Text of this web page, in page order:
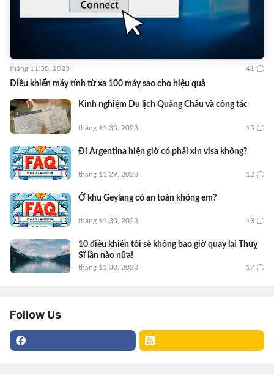
Điều khiển máy tính từ xa 100 máy sao cho hiệu quả
tháng 11 30, 2023 41
Kinh nghiệm Du lịch Quảng Châu và công tác
tháng 11 30, 2023 15
Đi Argentina hiện giờ có phải xin visa không?
tháng 11 29, 2023 12
Ở khu Geylang có an toàn không em?
tháng 11 30, 2023 13
10 điều khiến tôi sẽ không bao giờ quay lại Thuỵ
Sĩ lần nào nữa!
tháng 11 30, 2023 17
Follow Us